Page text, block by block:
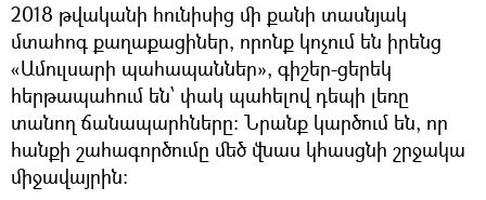
2018 թվականի հունիսից մի քանի տասնյակ
մտահոգ քաղաքացիներ, որոնք կոչում են իրենց
«Ամուլսարի պահապաններ», գիշեր-ցերեկ
հերթապահում են՝ փակ պահելով դեպի լեռը
տանող ճանապարհները։ Նրանք կարծում են, որ
հանքի շահագործումը մեծ վնաս կհասցնի շրջակա
միջավայրին: